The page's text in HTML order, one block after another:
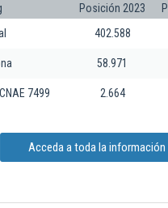
Posición 2023
402.588
58.971
7499 2.664
Acceda a toda la información